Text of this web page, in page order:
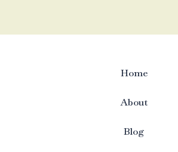
Home
About
Blog